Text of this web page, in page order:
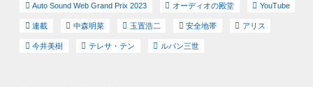
Auto Sound Web Grand Prix 2023 オーディオの殿堂 YouTube
連載 中森明菜 玉置浩二 安全地帯 アリス
今井美樹 テレサ・テン ルパン三世